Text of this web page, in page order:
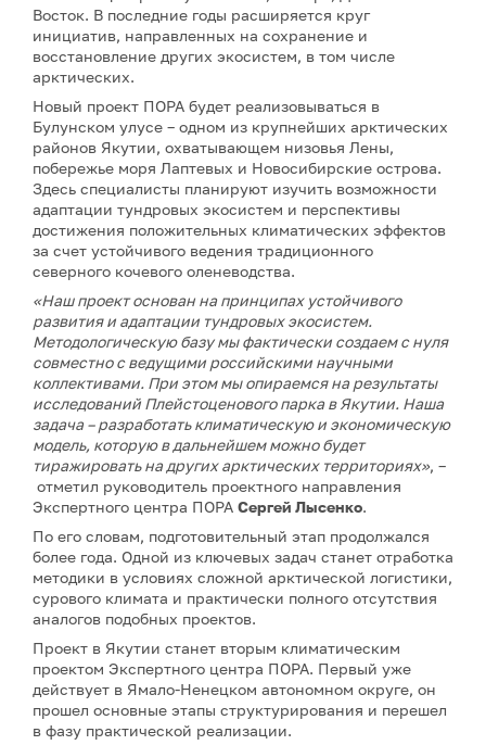
Восток. В последние годы расширяется круг
инициатив, направленных на сохранение и
восстановление других экосистем, в том числе
арктических.
Новый проект ПОРА будет реализовываться в
Булунском улусе – одном из крупнейших арктических
районов Якутии, охватывающем низовья Лены,
побережье моря Лаптевых и Новосибирские острова.
Здесь специалисты планируют изучить возможности
адаптации тундровых экосистем и перспективы
достижения положительных климатических эффектов
за счет устойчивого ведения традиционного
северного кочевого оленеводства.
«Наш проект основан на принципах устойчивого
развития и адаптации тундровых экосистем.
Методологическую базу мы фактически создаем с нуля
совместно с ведущими российскими научными
коллективами. При этом мы опираемся на результаты
исследований Плейстоценового парка в Якутии. Наша
задача – разработать климатическую и экономическую
модель, которую в дальнейшем можно будет
тиражировать на других арктических территориях», –
отметил руководитель проектного направления
Экспертного центра ПОРА Сергей Лысенко.
По его словам, подготовительный этап продолжался
более года. Одной из ключевых задач станет отработка
методики в условиях сложной арктической логистики,
сурового климата и практически полного отсутствия
аналогов подобных проектов.
Проект в Якутии станет вторым климатическим
проектом Экспертного центра ПОРА. Первый уже
действует в Ямало-Ненецком автономном округе, он
прошел основные этапы структурирования и перешел
в фазу практической реализации.